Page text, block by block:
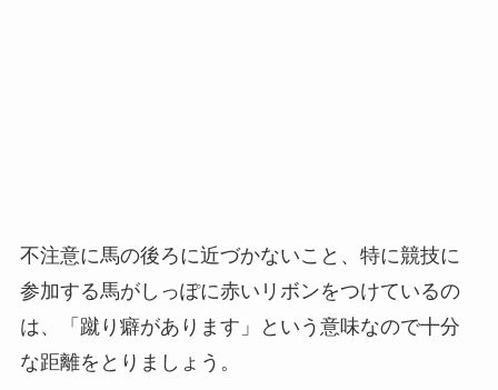
不注意に馬の後ろに近づかないこと、特に競技に
参加する馬がしっぽに赤いリボンをつけているの
は、「蹴り癖があります」という意味なので十分
な距離をとりましょう。